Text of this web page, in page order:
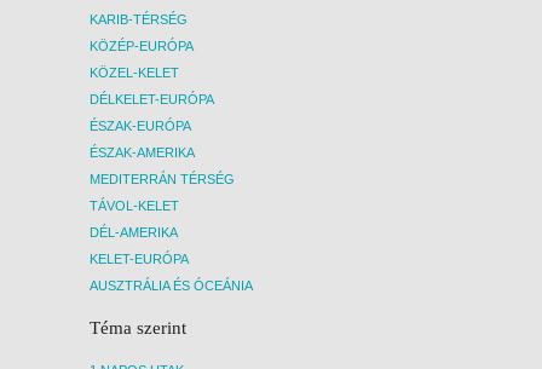
KARIB-TÉRSÉG
KÖZÉP-EURÓPA
KÖZEL-KELET
DÉLKELET-EURÓPA
ÉSZAK-EURÓPA
ÉSZAK-AMERIKA
MEDITERRÁN TÉRSÉG
TÁVOL-KELET
DÉL-AMERIKA
KELET-EURÓPA
AUSZTRÁLIA ÉS ÓCEÁNIA
Téma szerint